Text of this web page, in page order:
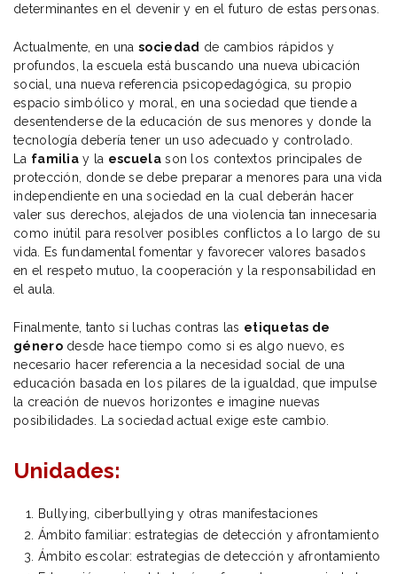
determinantes en el devenir y en el futuro de estas personas.
Actualmente, en una sociedad de cambios rápidos y
profundos, la escuela está buscando una nueva ubicación
social, una nueva referencia psicopedagógica, su propio
espacio simbólico y moral, en una sociedad que tiende a
desentenderse de la educación de sus menores y donde la
tecnología debería tener un uso adecuado y controlado.
La familia y la escuelason los contextos principales de
protección, donde se debe preparar a menores para una vida
independiente en una sociedad en la cual deberán hacer
valer sus derechos, alejados de una violencia tan innecesaria
como inútil para resolver posibles conflictos a lo largo de su
vida. Es fundamental fomentar y favorecer valores basados
en el respeto mutuo, la cooperación y la responsabilidad en
el aula.
Finalmente, tanto si luchas contras las etiquetas de
génerodesde hace tiempo como si es algo nuevo, es
necesario hacer referencia a la necesidad social de una
educación basada en los pilares de la igualdad, que impulse
la creación de nuevos horizontes e imagine nuevas
posibilidades. La sociedad actual exige este cambio.
Unidades:
Bullying, ciberbullying y otras manifestaciones
Ámbito familiar: estrategias de detección y afrontamiento
Ámbito escolar: estrategias de detección y afrontamiento